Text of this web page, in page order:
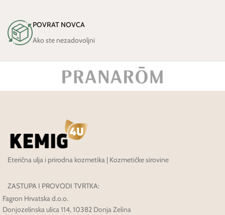
POVRAT NOVCA
Ako ste nezadovoljni
Eterična ulja i prirodna kozmetika | Kozmetičke sirovine
ZASTUPA I PROVODI TVRTKA:
Fagron Hrvatska d.o.o.
Donjozelinska ulica 114, 10382 Donja Zelina